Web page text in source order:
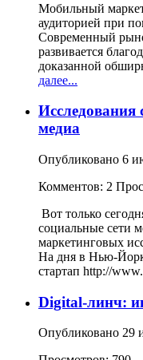
Мобильный
аудиторией при
Современный
развивается
доказанной
далее...
медиа
Опубликовано 6
Комментов: 2
Вот только
социальные сети
маркетинговых
На дня в Нью-
стартап http://
Digital-линч:
Опубликовано 29